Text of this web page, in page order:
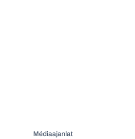
Médiaajanlat